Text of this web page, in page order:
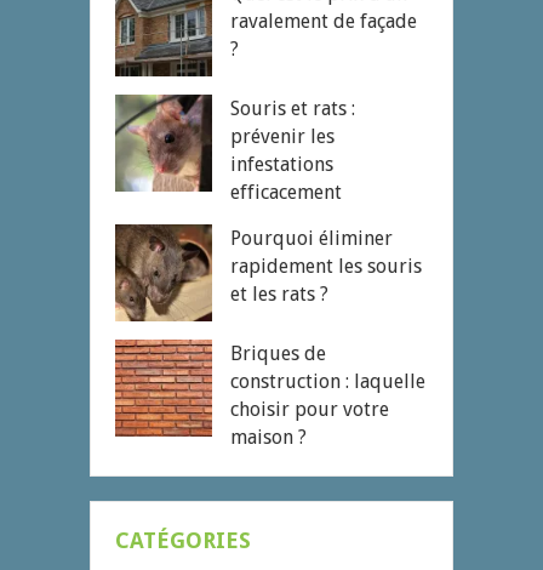
ravalement de façade
?
Souris et rats :
prévenir les
infestations
efficacement
Pourquoi éliminer
rapidement les souris
et les rats ?
Briques de
construction : laquelle
choisir pour votre
maison ?
CATÉGORIES